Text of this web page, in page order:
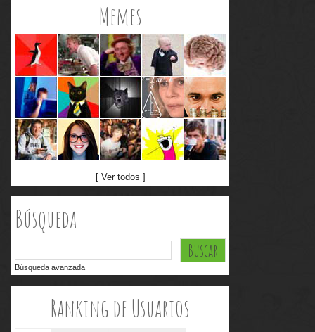
Memes
[ Ver todos ]
Búsqueda
Búsqueda avanzada
Ranking de Usuarios